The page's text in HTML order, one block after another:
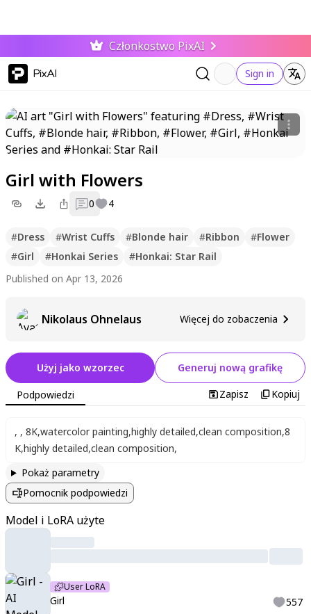
Członkostwo PixAI
PixAI Sign in
Girl with Flowers
0 4
#Dress #Wrist Cuffs #Blonde hair #Ribbon #Flower
#Girl #Honkai Series #Honkai: Star Rail
Published on Apr 13, 2026
Nikolaus Ohnelaus Więcej do zobaczenia
Użyj jako wzorzec Generuj nową grafikę
Podpowiedzi Zapisz Kopiuj
, , 8K,watercolor painting,highly detailed,clean composition,8
K,highly detailed,clean composition,
Pokaż parametry
Pomocnik podpowiedzi
Model i LoRA użyte
User LoRA
Girl 557